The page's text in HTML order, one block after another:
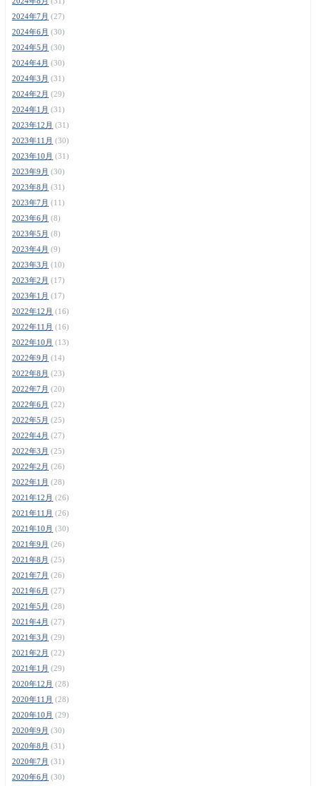
2024年7月 (27)
2024年6月 (30)
2024年5月 (30)
2024年4月 (30)
2024年3月 (31)
2024年2月 (29)
2024年1月 (31)
2023年12月 (31)
2023年11月 (30)
2023年10月 (31)
2023年9月 (30)
2023年8月 (31)
2023年7月 (11)
2023年6月 (8)
2023年5月 (8)
2023年4月 (9)
2023年3月 (10)
2023年2月 (17)
2023年1月 (17)
2022年12月 (16)
2022年11月 (16)
2022年10月 (13)
2022年9月 (14)
2022年8月 (23)
2022年7月 (20)
2022年6月 (22)
2022年5月 (25)
2022年4月 (27)
2022年3月 (25)
2022年2月 (26)
2022年1月 (28)
2021年12月 (26)
2021年11月 (26)
2021年10月 (30)
2021年9月 (26)
2021年8月 (25)
2021年7月 (26)
2021年6月 (27)
2021年5月 (28)
2021年4月 (27)
2021年3月 (29)
2021年2月 (22)
2021年1月 (29)
2020年12月 (28)
2020年11月 (28)
2020年10月 (29)
2020年9月 (30)
2020年8月 (31)
2020年7月 (31)
2020年6月 (30)